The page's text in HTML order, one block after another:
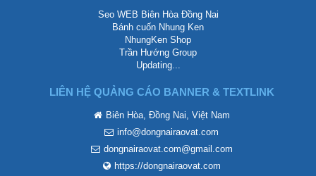
Seo WEB Biên Hòa Đồng Nai
Bánh cuốn Nhung Ken
NhungKen Shop
Trần Hướng Group
Updating...
LIÊN HỆ QUẢNG CÁO BANNER & TEXTLINK
Biên Hòa, Đồng Nai, Việt Nam
info@dongnairaovat.com
dongnairaovat.com@gmail.com
https://dongnairaovat.com